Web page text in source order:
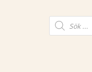
Products
search